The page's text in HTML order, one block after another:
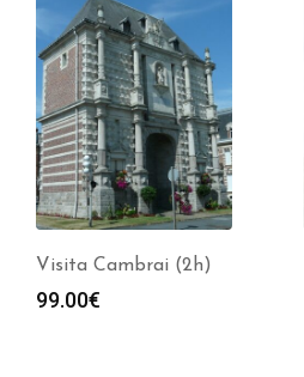
Visita Cambrai (2h)
99.00€